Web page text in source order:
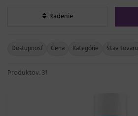
Radenie
Dostupnosť Cena Kategórie Stav tovaru
Produktov: 31